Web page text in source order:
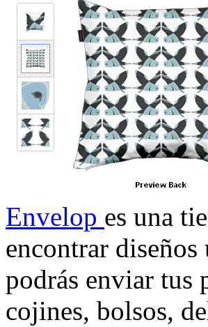
Envelop es una
encontrar
podrás enviar tus
cojines, bolsos,